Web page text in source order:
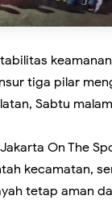
tiga pilar
Sabtu
On The
kecamatan,
tetap aman